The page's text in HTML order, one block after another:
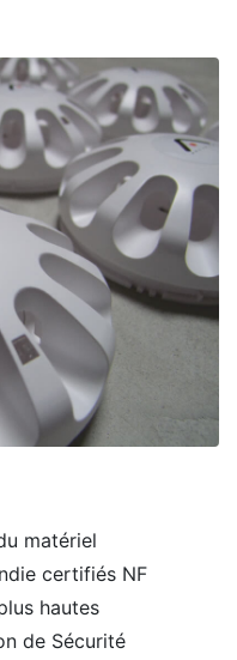
matériel
certifiés NF
hautes
de Sécurité